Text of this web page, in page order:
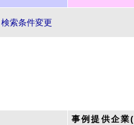
検索条件変更
事例提供企業(